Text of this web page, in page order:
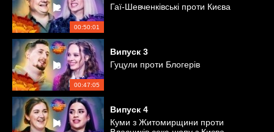
00:50:01
Гаї-Шевченківські проти Києва
00:47:05
Випуск 3
Гуцули проти Блогерів
Випуск 4
Куми з Житомирщини проти